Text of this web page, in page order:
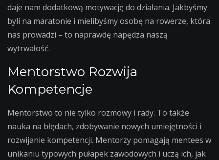
daje nam dodatkową motywację do działania. Jakbyśmy
byli na maratonie i mielibyśmy osobę na rowerze, która
nas prowadzi – to naprawdę napędza naszą
wytrwałość.
Mentorstwo Rozwija
Kompetencje
Mentorstwo to nie tylko rozmowy i rady. To także
nauka na błędach, zdobywanie nowych umiejętności i
rozwijanie kompetencji. Mentorzy pomagają mentees w
unikaniu typowych pułapek zawodowych i uczą ich, jak